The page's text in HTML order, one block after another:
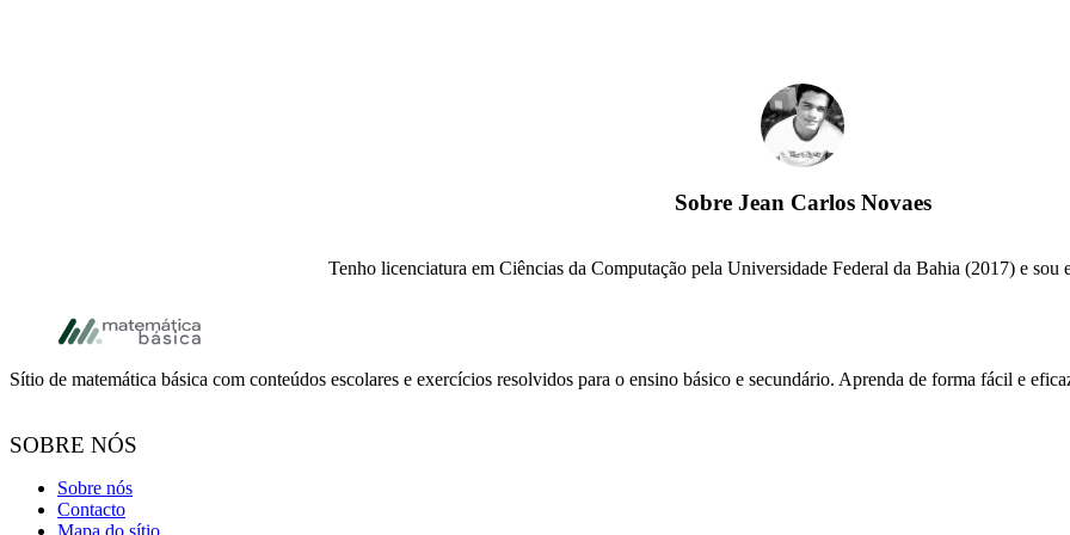
Sobre Jean Carlos Novaes
Tenho licenciatura em Ciências da Computação pela Universidade Federal da Bahia (2017) e sou
Rodapé
Sítio de matemática básica com conteúdos escolares e exercícios resolvidos para o ensino básico e secundário. Aprenda de forma fácil e
SOBRE NÓS
Sobre nós
Contacto
Mapa do sítio